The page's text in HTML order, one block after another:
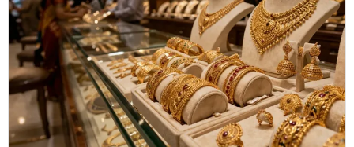
बिजनेस
न्यूज
वीडियो
म्यूचुअल
फंड